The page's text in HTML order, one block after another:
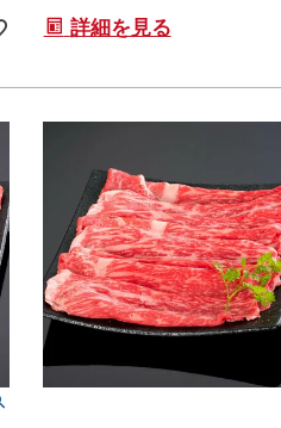
詳細を見る